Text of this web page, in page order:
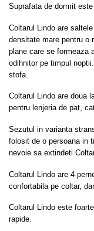
Suprafata de dormit
Coltarul Lindo are
densitate mare pentru o
plane care se formeaza
odihnitor pe timpul
stofa.
Coltarul Lindo are doua
pentru lenjeria de pat,
Sezutul in varianta
folosit de o persoana in
nevoie sa extindeti
Coltarul Lindo are 4
confortabila pe coltar,
Coltarul Lindo este
rapide.